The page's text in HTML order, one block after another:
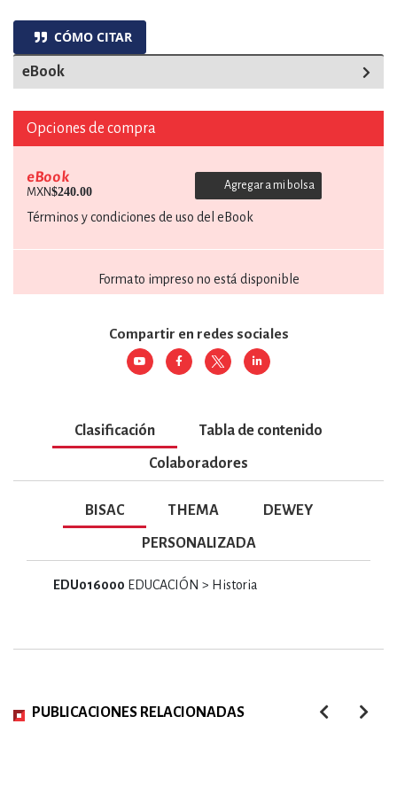
CÓMO CITAR
eBook
Opciones de compra
eBook
MXN$240.00 Agregar a mi bolsa
Términos y condiciones de uso del eBook
Formato impreso no está disponible
Compartir en redes sociales
Clasificación Tabla de contenido
Colaboradores
BISAC THEMA DEWEY
PERSONALIZADA
EDU016000 EDUCACIÓN > Historia
PUBLICACIONES RELACIONADAS